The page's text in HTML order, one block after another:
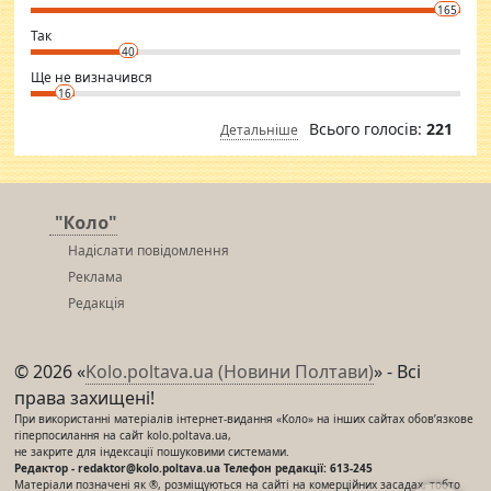
club.
⇒ sakshimirchandani.com
165
Так
40
Ще не визначився
16
Детальніше Всього голосів: 221
"Коло"
Надіслати повідомлення
Реклама
Редакція
© 2026 «Kolo.poltava.ua (Новини Полтави)» - Всі
права захищені!
При використанні матеріалів інтернет-видання «Коло» на інших сайтах обов’язкове
гіперпосилання на сайт kolo.poltava.ua,
не закрите для індексації пошуковими системами.
Редактор - redaktor@kolo.poltava.ua Телефон редакції: 613-245
Матеріали позначені як ®, розміщуються на сайті на комерційних засадах, тобто